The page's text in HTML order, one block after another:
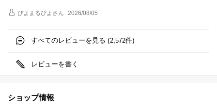
ぴよまるぴよ さん 2026/08/05
すべてのレビューを見る (2,572件)
レビューを書く
ショップ情報